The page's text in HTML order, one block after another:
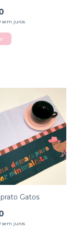
sem juros
Gatos
sem juros